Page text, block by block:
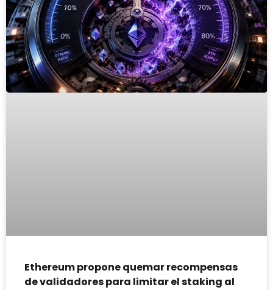
Ethereum propone quemar recompensas
de validadores para limitar el staking al